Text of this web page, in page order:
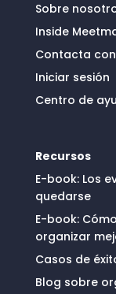
Sobre
Inside
Contacta
Iniciar sesión
Centro de
Recursos
E-book: Los
quedarse
E-book:
organizar
Casos de
Blog sobre